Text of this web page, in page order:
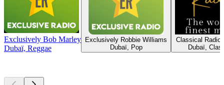
Exclusively Bob Marley
Dubaï, Reggae
Exclusively Robbie Williams
Dubaï, Pop
Classical Radio
Dubaï,